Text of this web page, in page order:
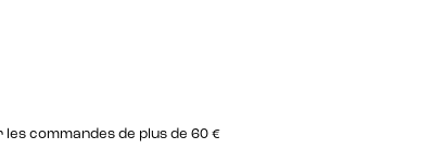
commandes de plus de 60 €